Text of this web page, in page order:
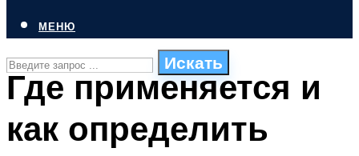
Искать
СТИЛИ ПЛАВАНЬЯ
ПЛАВАНЬЕ ДЛЯ ДЕТЕЙ
МЕНЮ
Где применяется и
как определить